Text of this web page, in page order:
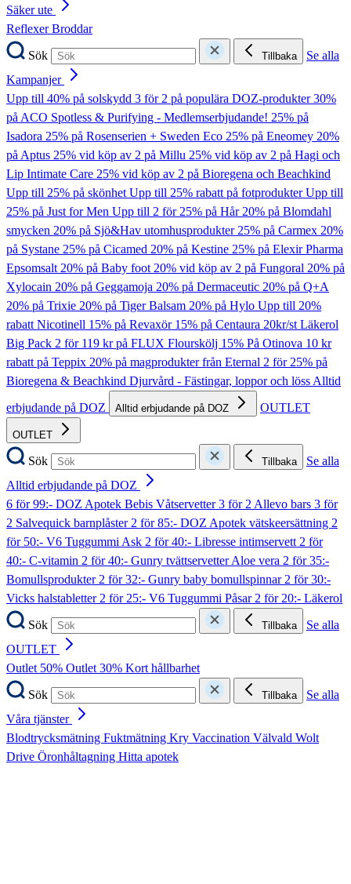
Säker ute
ReflexerBroddar
Sök
Tillbaka
Se alla
Kampanjer
Upp till 40% på solskydd 3 för 2 på populära DOZ-produkter30%
på ACO Spotless & Purifying - Medlemserbjudande! 25% på
Isadora 25% på Rosenserien + Sweden Eco 25% på Eneomey 20%
på Aptus 25% vid köp av 2 på Millu 25% vid köp av 2 på Hagi och
Lip Intimate Care 25% vid köp av 2 på Bioregena och Beachkind
Upp till 25% på skönhetUpp till 25% rabatt på fotprodukterUpp till
25% på Just for Men Upp till 2 för 25% på Hår20% på Blomdahl
smycken 20% på Sjö&Hav utomhusprodukter25% på Carmex 20%
på Systane 25% på Cicamed 20% på Kestine 25% på Elexir Pharma
Epsomsalt20% på Baby foot20% vid köp av 2 på Fungoral 20% på
Xylocain 20% på Geggamoja 20% på Dermaceutic 20% på Q+A
20% på Trixie 20% på Tiger Balsam 20% på Hylo Upp till 20%
rabatt Nicotinell 15% på Revaxör 15% på Centaura 20kr/st Läkerol
Big Pack 2 för 119 kr på FLUX Flourskölj 15% På Otinova 10 kr
rabatt på Teppix 20% på magprodukter från Eternal 2 för 25% på
Bioregena & Beachkind Djurvård - Fästingar, loppor och lössAlltid
erbjudande på DOZ
Alltid erbjudande på DOZ OUTLET
OUTLET
Sök Tillbaka
Se alla
Alltid erbjudande på DOZ
6 för 99:- DOZ Apotek Bebis Våtservetter3 för 2 Allevo bars 3 för
2 Salvequick barnplåster2 för 85:- DOZ Apotek vätskeersättning 2
för 50:- V6 Tuggummi Ask 2 för 40:- Libresse intimservett2 för
40:- C-vitamin 2 för 40:- Gunry tvättservetter Aloe vera 2 för 35:-
Bomullsprodukter2 för 32:- Gunry baby bomullspinnar2 för 30:-
Vicks halstabletter2 för 25:- V6 Tuggummi Påsar2 för 20:- Läkerol
Sök
Tillbaka
Se alla
OUTLET
Outlet 50% Outlet 30% Kort hållbarhet
Sök
Tillbaka
Se alla
Våra tjänster
Blodtrycksmätning Fuktmätning Kry Vaccination Välvald Wolt
Drive Öronhåltagning Hitta apotek